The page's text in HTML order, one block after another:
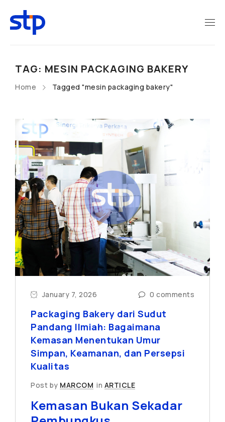
Home Tagged "mesin packaging bakery"
TAG: MESIN PACKAGING BAKERY
January 7, 2026 0 comments
Packaging Bakery dari Sudut
Pandang Ilmiah: Bagaimana
Kemasan Menentukan Umur
Simpan, Keamanan, dan Persepsi
Kualitas
Post by MARCOM in ARTICLE
Kemasan Bukan Sekadar